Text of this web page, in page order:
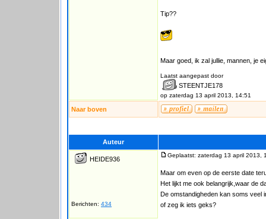
Tip??
Maar goed, ik zal jullie, mannen, je
Laatst aangepast door
STEENTJE178
op zaterdag 13 april 2013, 14:51
Naar boven
Auteur
HEIDE936
Berichten: 434
Geplaatst: zaterdag 13 april 2013,
Maar om even op de eerste date
Het lijkt me ook belangrijk,waar de
De omstandigheden kan soms veel
of zeg ik iets geks?